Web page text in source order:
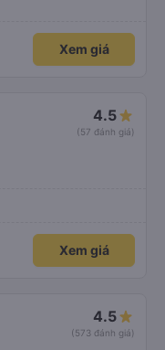
khớp trong email nhận
Xem giá
4.5
(57 đánh giá)
Xem giá
4.5
(573 đánh giá)